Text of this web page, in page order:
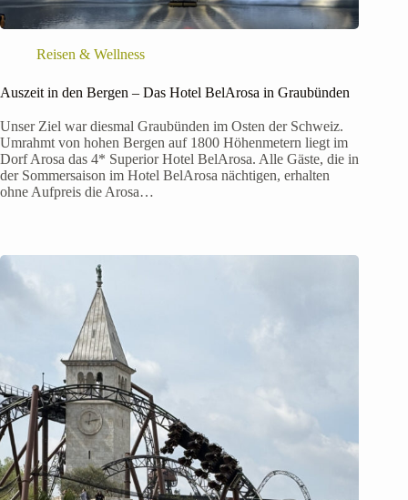
Reisen & Wellness
Auszeit in den Bergen – Das Hotel BelArosa in Graubünden
Unser Ziel war diesmal Graubünden im Osten der Schweiz.
Umrahmt von hohen Bergen auf 1800 Höhenmetern liegt im
Dorf Arosa das 4* Superior Hotel BelArosa. Alle Gäste, die in
der Sommersaison im Hotel BelArosa nächtigen, erhalten
ohne Aufpreis die Arosa…